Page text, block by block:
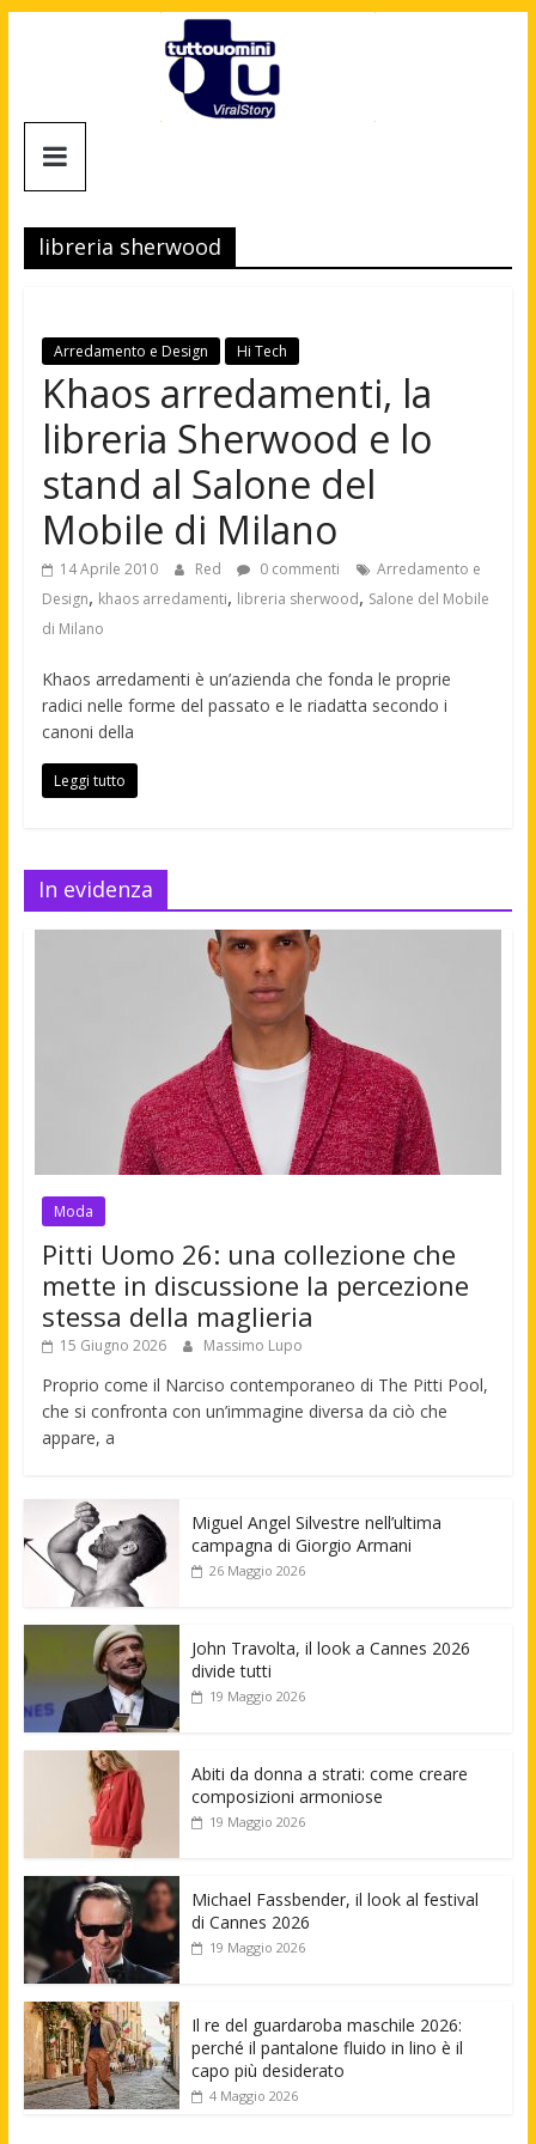
Tuttouomini
Tv,
Cinema,
news
moda
maschile
libreria sherwood
Arredamento e Design Hi Tech
Khaos arredamenti, la
libreria Sherwood e lo
stand al Salone del
Mobile di Milano
14 Aprile 2010 Red 0 commenti
Arredamento e
Design, khaos arredamenti, libreria sherwood, Salone del Mobile
di Milano
Khaos arredamenti è un’azienda che fonda le proprie
radici nelle forme del passato e le riadatta secondo i
canoni della
Leggi tutto
In evidenza
Moda
Pitti Uomo 26: una collezione che
mette in discussione la percezione
stessa della maglieria
15 Giugno 2026 Massimo Lupo
Proprio come il Narciso contemporaneo di The Pitti Pool,
che si confronta con un’immagine diversa da ciò che
appare, a
Miguel Angel Silvestre nell’ultima
campagna di Giorgio Armani
26 Maggio 2026
John Travolta, il look a Cannes 2026
divide tutti
19 Maggio 2026
Abiti da donna a strati: come creare
composizioni armoniose
19 Maggio 2026
Michael Fassbender, il look al festival
di Cannes 2026
19 Maggio 2026
Il re del guardaroba maschile 2026:
perché il pantalone fluido in lino è il
capo più desiderato
4 Maggio 2026